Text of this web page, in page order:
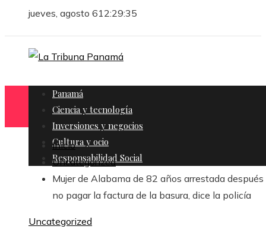
jueves, agosto 612:29:36
Panamá
Ciencia y tecnología
Inversiones y negocios
Cultura y ocio
Responsabilidad Social
Inicio
Uncategorized
Mujer de Alabama de 82 años arrestada después
no pagar la factura de la basura, dice la policía
Uncategorized